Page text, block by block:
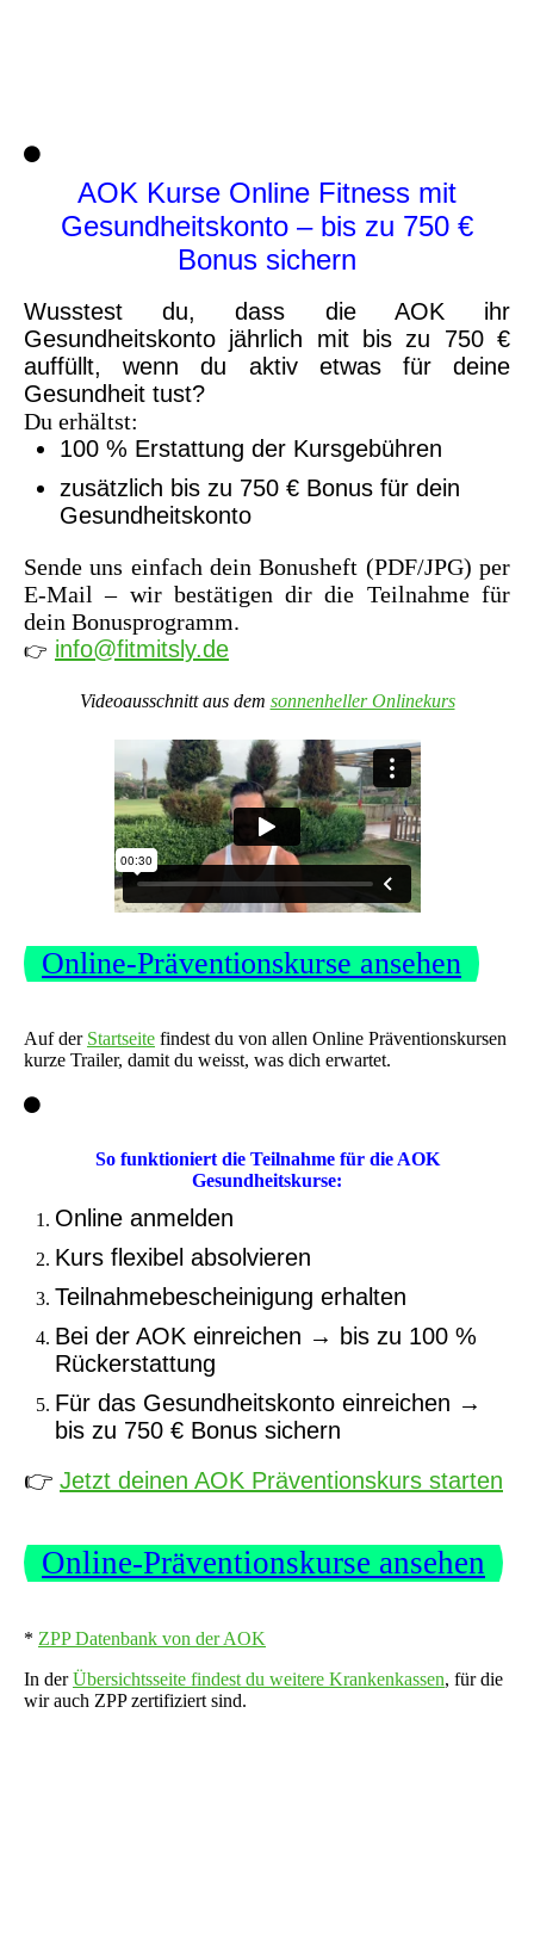
AOK Kurse Online Fitness mit
Gesundheitskonto – bis zu 750 €
Bonus sichern
Wusstest du, dass die AOK ihr
Gesundheitskonto jährlich mit bis zu 750 €
auffüllt, wenn du aktiv etwas für deine
Gesundheit tust?
Du erhältst:
100 % Erstattung der Kursgebühren
zusätzlich bis zu 750 € Bonus für dein
Gesundheitskonto
Sende uns einfach dein Bonusheft (PDF/JPG) per
E-Mail – wir bestätigen dir die Teilnahme für
dein Bonusprogramm.
👉 info@fitmitsly.de
Videoausschnitt aus dem sonnenheller Onlinekurs
Online-Präventionskurse ansehen
Auf der Startseite findest du von allen Online Präventionskursen
kurze Trailer, damit du weisst, was dich erwartet.
So funktioniert die Teilnahme für die AOK
Gesundheitskurse:
Online anmelden
Kurs flexibel absolvieren
Teilnahmebescheinigung erhalten
Bei der AOK einreichen → bis zu 100 %
Rückerstattung
Für das Gesundheitskonto einreichen →
bis zu 750 € Bonus sichern
👉 Jetzt deinen AOK Präventionskurs starten
Online-Präventionskurse ansehen
* ZPP Datenbank von der AOK
In derÜbersichtsseite findest du weitere Krankenkassen, für die
wir auch ZPP zertifiziert sind.